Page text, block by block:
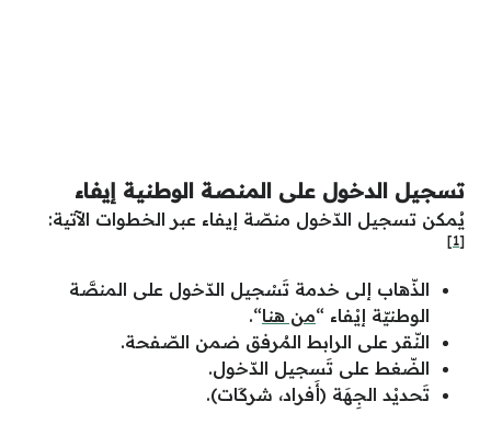
تسجيل الدخول على المنصة الوطنية إيفاء
يُمكن تسجيل الدّخول منصّة إيفاء عبر الخطوات الآتية:
[1]
الذّهاب إلى خدمة تَسْجيل الدّخول على المنصَّة
الوطنيّة إيْفاء “من هنا“.
النّقر على الرابط المُرفق ضمن الصّفحة.
الضّغط على تَسجيل الدّخول.
تَحديْد الجِهَة (أَفراد، شركَات).